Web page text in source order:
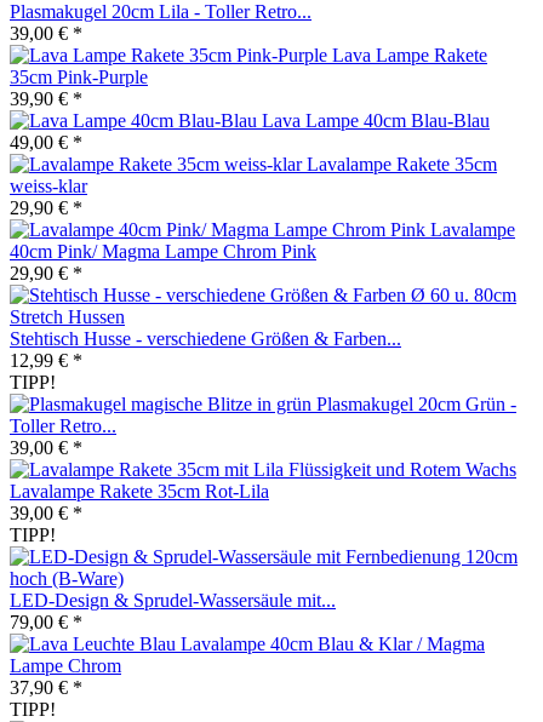
Plasmakugel 20cm Lila - Toller Retro...
39,00 € *
Lava Lampe Rakete
35cm Pink-Purple
39,90 € *
Lava Lampe 40cm Blau-Blau
49,00 € *
Lavalampe Rakete 35cm
weiss-klar
29,90 € *
Lavalampe
40cm Pink/ Magma Lampe Chrom Pink
29,90 € *
Stehtisch Husse - verschiedene Größen & Farben...
12,99 € *
TIPP!
Plasmakugel 20cm Grün -
Toller Retro...
39,00 € *
Lavalampe Rakete 35cm Rot-Lila
39,00 € *
TIPP!
LED-Design & Sprudel-Wassersäule mit...
79,00 € *
Lavalampe 40cm Blau & Klar / Magma
Lampe Chrom
37,90 € *
TIPP!